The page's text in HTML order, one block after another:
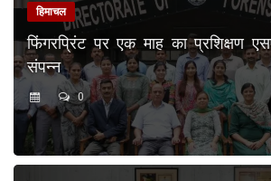
हिमाचल
फिंगरप्रिंट पर एक माह का प्रशिक्षण
संपन्न
0